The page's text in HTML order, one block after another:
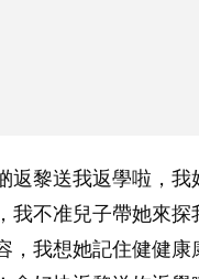
返黎送我返學啦，我
我不准兒子帶她來探
，我想她記住健健康